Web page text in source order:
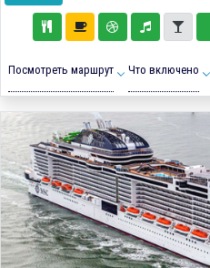
Посмотреть маршрут Что включено